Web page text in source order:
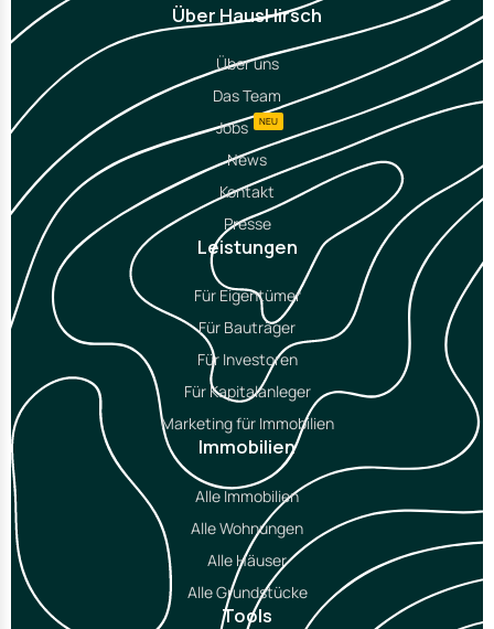
Über HausHirsch
Über uns
Das Team
Jobs
NEU
News
Kontakt
Presse
Leistungen
Für Eigentümer
Für Bauträger
Für Investoren
Für Kapitalanleger
Marketing für Immobilien
Immobilien
Alle Immobilien
Alle Wohnungen
Alle Häuser
Alle Grundstücke
Tools